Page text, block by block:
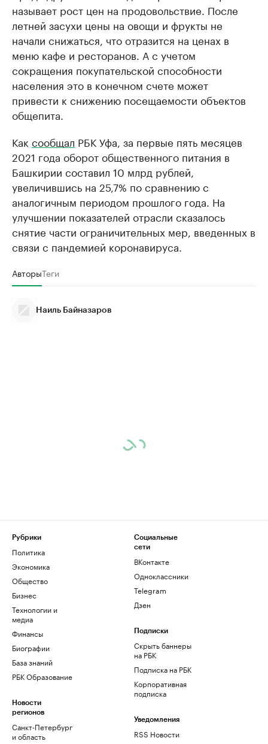
называет рост цен на продовольствие. После
летней засухи цены на овощи и фрукты не
начали снижаться, что отразится на ценах в
меню кафе и ресторанов. А с учетом
сокращения покупательской способности
населения это в конечном счете может
привести к снижению посещаемости объектов
общепита.
Как сообщал РБК Уфа, за первые пять месяцев
2021 года оборот общественного питания в
Башкирии составил 10 млрд рублей,
увеличившись на 25,7% по сравнению с
аналогичным периодом прошлого года. На
улучшении показателей отрасли сказалось
снятие части ограничительных мер, введенных в
связи с пандемией коронавируса.
АвторыТеги
Наиль Байназаров
Рубрики
Политика
Экономика
Общество
Бизнес
Технологии и
медиа
Финансы
Биографии
База знаний
РБК Образование
Новости
регионов
Санкт-Петербург
и область
Социальные
сети
ВКонтакте
Одноклассники
Telegram
Дзен
Подписки
Скрыть баннеры
на РБК
Подписка на РБК
Корпоративная
подписка
Уведомления
RSS Новости